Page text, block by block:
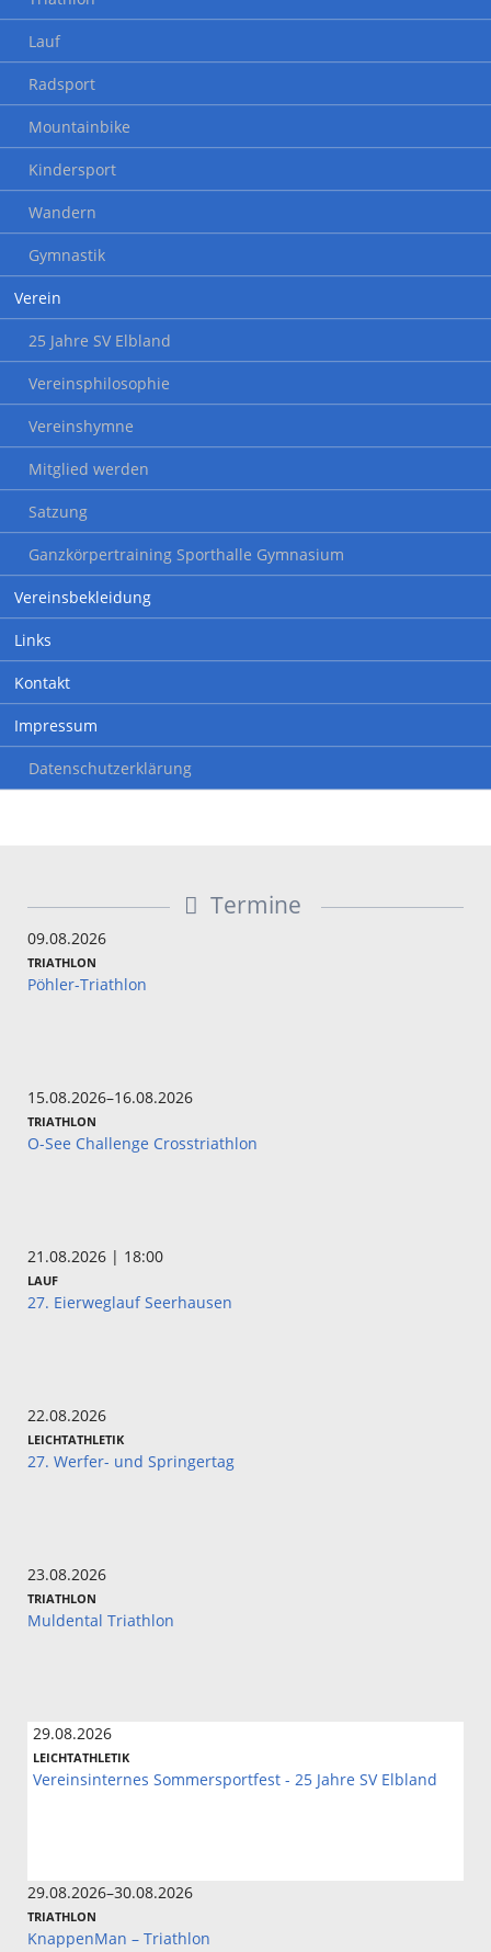
Lauf
Radsport
Mountainbike
Kindersport
Wandern
Gymnastik
Verein
25 Jahre SV Elbland
Vereinsphilosophie
Vereinshymne
Mitglied werden
Satzung
Ganzkörpertraining Sporthalle Gymnasium
Vereinsbekleidung
Links
Kontakt
Impressum
Datenschutzerklärung
Termine
09.08.2026
TRIATHLON
Pöhler-Triathlon
15.08.2026–16.08.2026
TRIATHLON
O-See Challenge Crosstriathlon
21.08.2026 | 18:00
LAUF
27. Eierweglauf Seerhausen
22.08.2026
LEICHTATHLETIK
27. Werfer- und Springertag
23.08.2026
TRIATHLON
Muldental Triathlon
29.08.2026
LEICHTATHLETIK
Vereinsinternes Sommersportfest - 25 Jahre SV Elbland
29.08.2026–30.08.2026
TRIATHLON
KnappenMan – Triathlon